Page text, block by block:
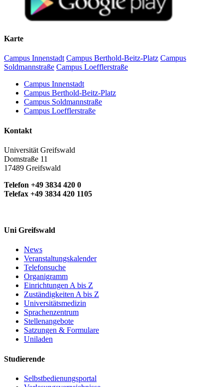
Karte
Campus Innenstadt Campus Berthold-Beitz-Platz Campus
Soldmannstraße Campus Loefflerstraße
Campus Innenstadt
Campus Berthold-Beitz-Platz
Campus Soldmannstraße
Campus Loefflerstraße
Kontakt
Universität Greifswald
Domstraße 11
17489 Greifswald
Telefon +49 3834 420 0
Telefax +49 3834 420 1105
Uni Greifswald
News
Veranstaltungskalender
Telefonsuche
Organigramm
Einrichtungen A bis Z
Zuständigkeiten A bis Z
Universitätsmedizin
Sprachenzentrum
Stellenangebote
Satzungen & Formulare
Uniladen
Studierende
Selbstbedienungsportal